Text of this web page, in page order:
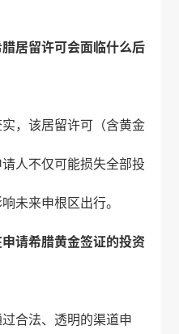
居留许可会面临什么后
，该居留许可（含黄金
人不仅可能损失全部投
未来申根区出行。
请希腊黄金签证的投资
合法、透明的渠道申